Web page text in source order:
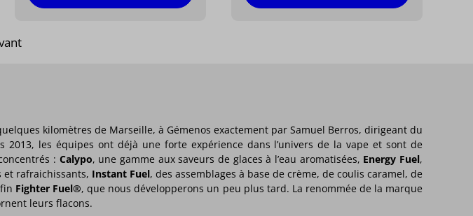
kilomètres de Marseille, à Gémenos exactement par Samuel Berros, dirigeant du
les équipes ont déjà une forte expérience dans l’univers de la vape et sont de
: Calypo, une gamme aux saveurs de glaces à l’eau aromatisées, Energy Fuel,
rafraichissants, Instant Fuel, des assemblages à base de crème, de coulis caramel, de
Fighter Fuel®, que nous développerons un peu plus tard. La renommée de la marque
leurs flacons.